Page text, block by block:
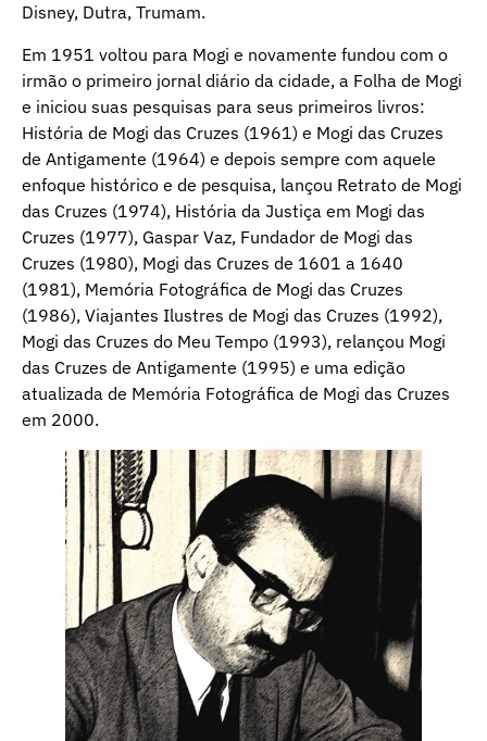
Disney, Dutra, Trumam.
Em 1951 voltou para Mogi e novamente fundou com o
irmão o primeiro jornal diário da cidade, a Folha de Mogi
e iniciou suas pesquisas para seus primeiros livros:
História de Mogi das Cruzes (1961) e Mogi das Cruzes
de Antigamente (1964) e depois sempre com aquele
enfoque histórico e de pesquisa, lançou Retrato de Mogi
das Cruzes (1974), História da Justiça em Mogi das
Cruzes (1977), Gaspar Vaz, Fundador de Mogi das
Cruzes (1980), Mogi das Cruzes de 1601 a 1640
(1981), Memória Fotográfica de Mogi das Cruzes
(1986), Viajantes Ilustres de Mogi das Cruzes (1992),
Mogi das Cruzes do Meu Tempo (1993), relançou Mogi
das Cruzes de Antigamente (1995) e uma edição
atualizada de Memória Fotográfica de Mogi das Cruzes
em 2000.